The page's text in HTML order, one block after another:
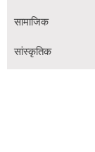
सामाजिक
सांस्कृतिक